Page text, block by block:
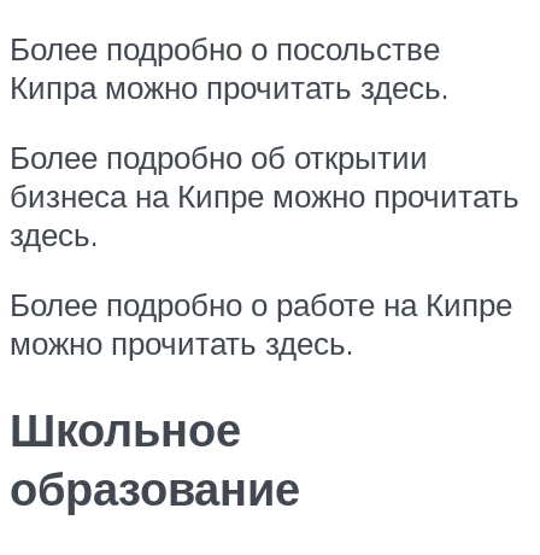
Более подробно о посольстве
Кипра можно прочитать здесь.
Более подробно об открытии
бизнеса на Кипре можно прочитать
здесь.
Более подробно о работе на Кипре
можно прочитать здесь.
Школьное
образование